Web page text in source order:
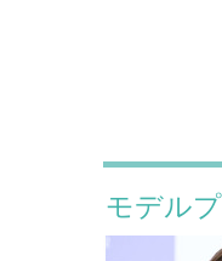
モデル